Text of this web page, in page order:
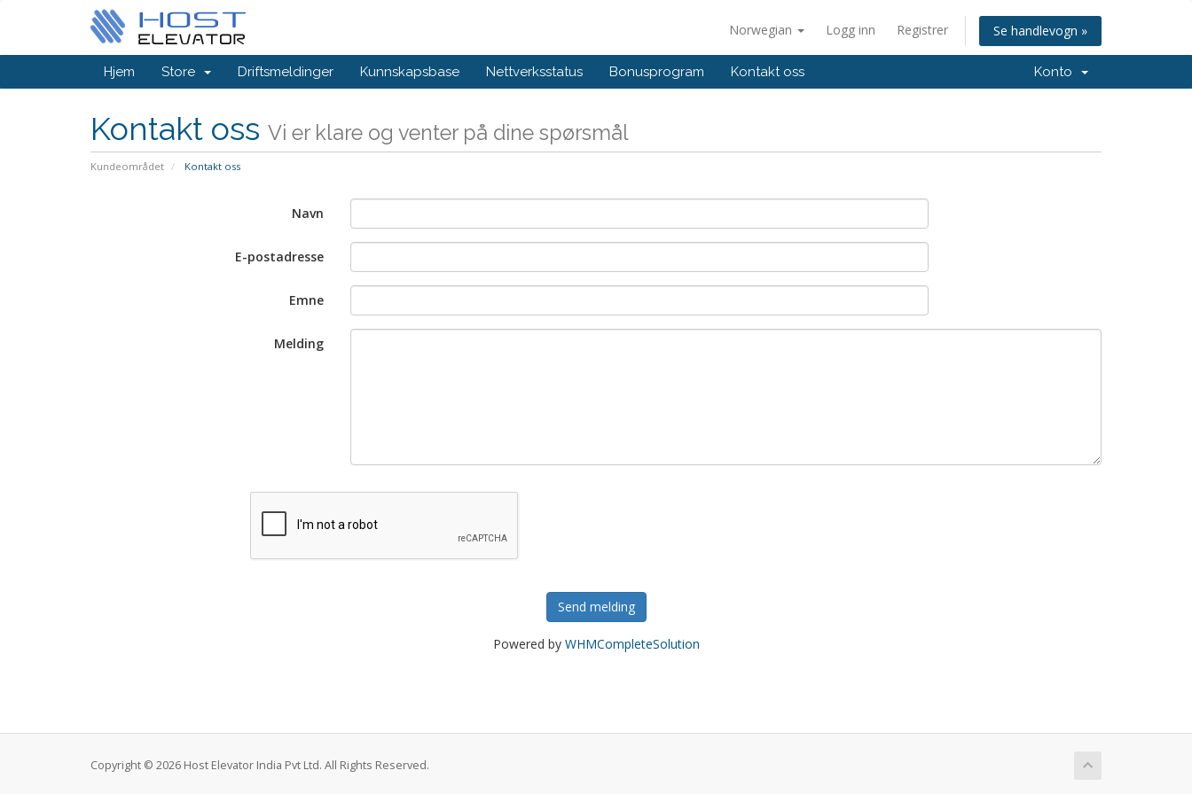
Norwegian Logg inn Registrer Se handlevogn »
Hjem Store Driftsmeldinger Kunnskapsbase Nettverksstatus Bonusprogram Kontakt oss Konto
Kontakt oss Vi er klare og venter på dine spørsmål
Kundeområdet Kontakt oss
Navn
E-postadresse
Emne
Melding
Send melding
Powered by WHMCompleteSolution
Copyright © 2026 Host Elevator India Pvt Ltd. All Rights Reserved.